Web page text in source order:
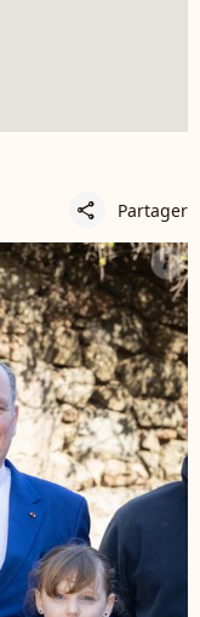
share Partager